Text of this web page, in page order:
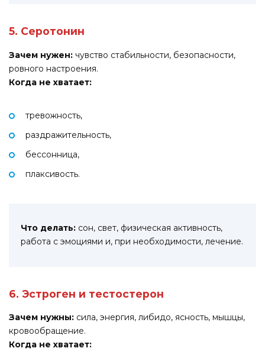
5. Серотонин
Зачем нужен: чувство стабильности, безопасности,
ровного настроения.
Когда не хватает:
тревожность,
раздражительность,
бессонница,
плаксивость.
Что делать: сон, свет, физическая активность,
работа с эмоциями и, при необходимости, лечение.
6. Эстроген и тестостерон
Зачем нужны: сила, энергия, либидо, ясность, мышцы,
кровообращение.
Когда не хватает: